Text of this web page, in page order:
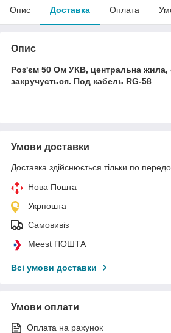
Опис Доставка Оплата
Опис
Роз'єм 50 Ом УКВ, центральна
закручується. Под кабель RG-58
Умови доставки
Доставка здійснюється тільки по
Нова Пошта
Укрпошта
Самовивіз
Meest ПОШТА
Всі умови доставки
Умови оплати
Оплата на рахунок